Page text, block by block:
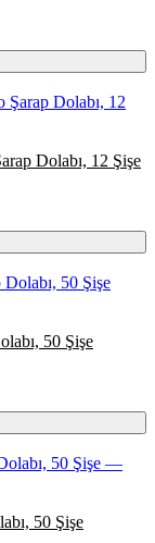
Dolabı, 12 Şişe
50 Şişe
50 Şişe